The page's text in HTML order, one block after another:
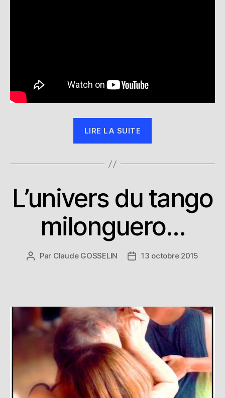
LIRE LA SUITE
coeur… »
Catégories
L’univers du tango
milonguero…
Auteur
Par Claude GOSSELIN
Date13 octobre 2015